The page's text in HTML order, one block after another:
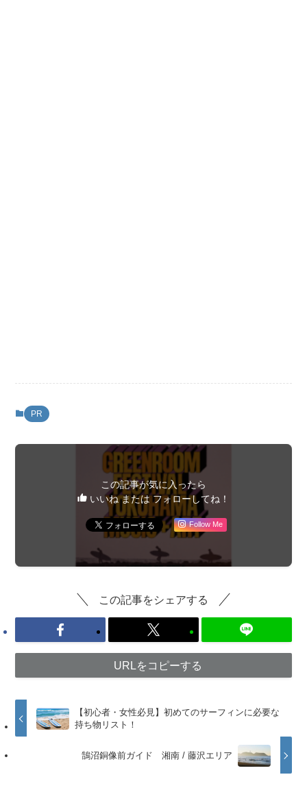
PR
この記事が気に入ったら
いいね または フォローしてね！
Follow Me
この記事をシェアする
URLをコピーする
【初心者・女性必見】初めてのサーフィンに必要な
持ち物リスト！
鵠沼銅像前ガイド 湘南 / 藤沢エリア